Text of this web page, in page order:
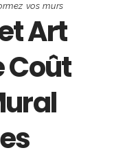
vos murs
Art
Coût